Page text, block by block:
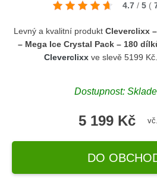
4.7 / 5 (
Levný a kvalitní produkt Cleverclixx
– Mega Ice Crystal Pack – 180
Cleverclixxve slevě 5199 Kč.
Dostupnost:
5 199 Kč
DO